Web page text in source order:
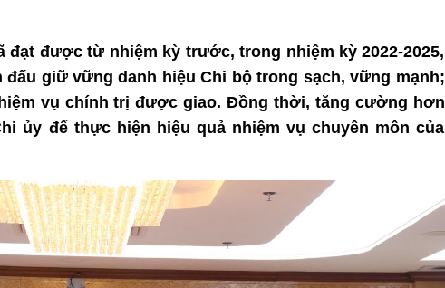
đạt được từ nhiệm kỳ trước, trong nhiệm kỳ 2022-2025,
đấu giữ vững danh hiệu Chi bộ trong sạch, vững mạnh;
vụ chính trị được giao. Đồng thời, tăng cường hơn
ủy để thực hiện hiệu quả nhiệm vụ chuyên môn của